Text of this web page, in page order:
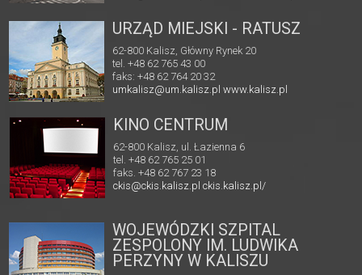
URZĄD MIEJSKI - RATUSZ
62-800 Kalisz, Główny Rynek 20
tel. +48 62 765 43 00
faks: +48 62 764 20 32
umkalisz@um.kalisz.plwww.kalisz.pl
KINO CENTRUM
62-800 Kalisz, ul. Łazienna 6
tel. +48 62 765 25 01
faks. +48 62 767 23 18
ckis@ckis.kalisz.pl ckis.kalisz.pl/
WOJEWÓDZKI SZPITAL
ZESPOLONY IM. LUDWIKA
PERZYNY W KALISZU